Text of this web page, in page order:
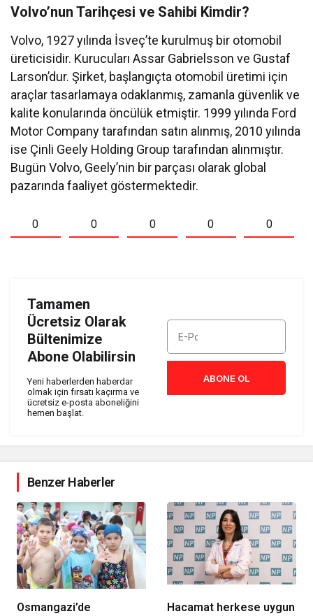
Volvo’nun Tarihçesi ve Sahibi Kimdir?
Volvo, 1927 yılında İsveç’te kurulmuş bir otomobil
üreticisidir. Kurucuları Assar Gabrielsson ve Gustaf
Larson’dur. Şirket, başlangıçta otomobil üretimi için
araçlar tasarlamaya odaklanmış, zamanla güvenlik ve
kalite konularında öncülük etmiştir. 1999 yılında Ford
Motor Company tarafından satın alınmış, 2010 yılında
ise Çinli Geely Holding Group tarafından alınmıştır.
Bugün Volvo, Geely’nin bir parçası olarak global
pazarında faaliyet göstermektedir.
0 0 0 0 0
Tamamen
Ücretsiz Olarak
Bültenimize
Abone Olabilirsin
Yeni haberlerden haberdar
olmak için fırsatı kaçırma ve
ücretsiz e-posta aboneliğini
hemen başlat.
ABONE OL
Benzer Haberler
Osmangazi’de
Hacamat herkese uygun